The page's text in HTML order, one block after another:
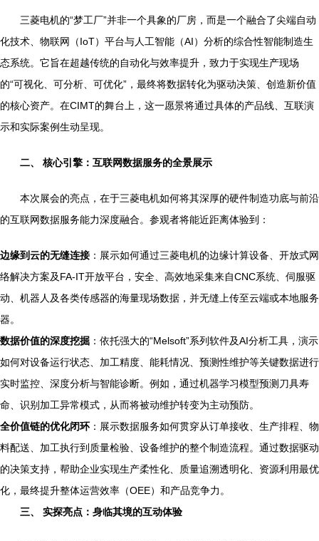
三菱电机的“梦工厂”并非一个具象的厂房，而是一个融合了尖端自动
化技术、物联网（IoT）平台与人工智能（AI）分析的综合性智能制造生
态系统。它旨在超越传统的自动化与效率提升，致力于实现生产现场
的“可视化、可分析、可优化”，最终将数据转化为驱动决策、创造新价值
的核心资产。在CIMT的舞台上，这一愿景将通过具体的产品线、互联演
示和实际案例生动呈现。
二、 核心引擎：互联网数据服务的全景展示
本次展会的亮点，在于三菱电机如何将其深厚的硬件制造功底与前沿
的互联网数据服务能力深度融合。参观者将能近距离体验到：
边缘到云的无缝连接 ：展示如何通过三菱电机的边缘计算设备、开放式网
络解决方案及FA-IT开放平台，安全、高效地采集来自CNC系统、伺服驱
动、机器人及各类传感器的海量现场数据，并无缝上传至云端或本地服务
器。
数据价值的深度挖掘 ：依托强大的“Melsoft”系列软件及AI分析工具，演示
如何对设备运行状态、加工精度、能耗情况、预测性维护等关键数据进行
实时监控、深度分析与智能诊断。例如，通过机器学习模型预测刀具寿
命、识别加工异常模式，从而将被动维护转变为主动预防。
全价值链的优化闭环：展示数据服务如何贯穿从订单接收、生产排程、物
料配送、加工执行到质量检验、设备维护的整个制造流程。通过数据驱动
的决策支持，帮助企业实现生产柔性化、质量追溯透明化、资源利用最优
化，最终提升整体运营效率（OEE）和产品竞争力。
三、 实探亮点：身临其境的互动体验